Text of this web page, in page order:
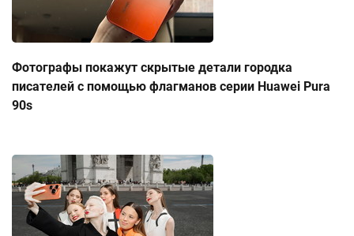
Фотографы покажут скрытые детали городка
писателей с помощью флагманов серии Huawei Pura
90s